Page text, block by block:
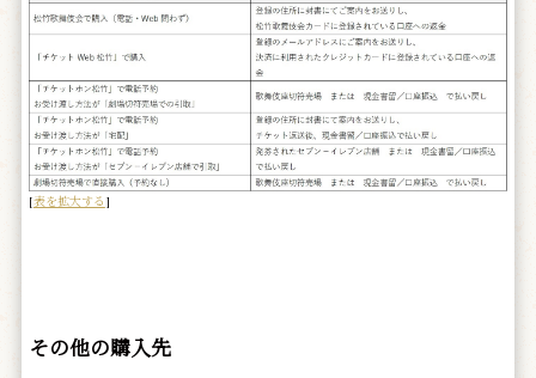
[表を拡大する ]
その他の購入先